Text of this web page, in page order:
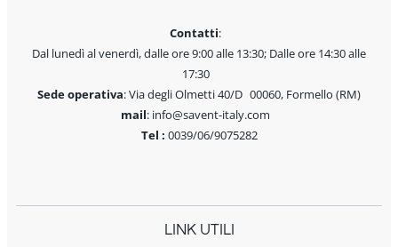
Contatti:
Dal lunedì al venerdì, dalle ore 9:00 alle 13:30; Dalle ore 14:30 alle
17:30
Sede operativa: Via degli Olmetti 40/D 00060, Formello (RM)
mail: info@savent-italy.com
Tel : 0039/06/9075282
LINK UTILI